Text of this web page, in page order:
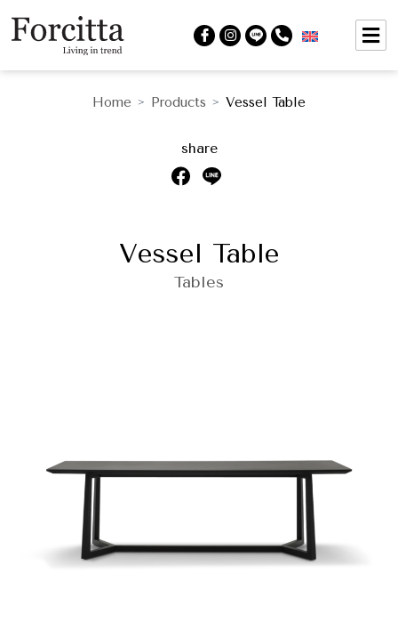
Home > Products > Vessel Table
share
Vessel Table
Tables